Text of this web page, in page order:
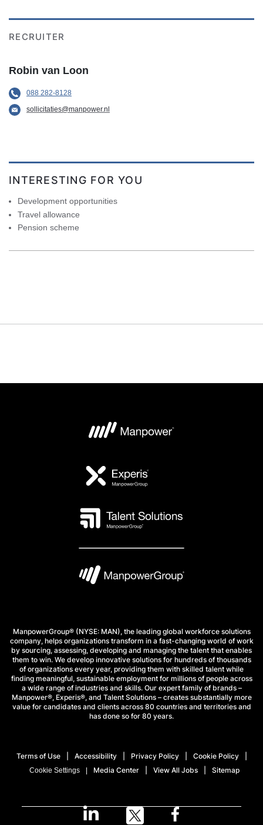
RECRUITER
Robin van Loon
088 282-8128
sollicitaties@manpower.nl
INTERESTING FOR YOU
Development opportunities
Travel allowance
Pension scheme
ManpowerGroup® (NYSE: MAN), the leading global workforce solutions
company, helps organizations transform in a fast-changing world of work
by sourcing, assessing, developing and managing the talent that enables
them to win. We develop innovative solutions for hundreds of thousands
of organizations every year, providing them with skilled talent while
finding meaningful, sustainable employment for millions of people across
a wide range of industries and skills. Our expert family of brands –
Manpower®, Experis®, and Talent Solutions – creates substantially more
value for candidates and clients across 80 countries and territories and
has done so for 80 years.
Terms of Use Accessibility Privacy Policy Cookie Policy
Cookie Settings Media Center View All Jobs Sitemap